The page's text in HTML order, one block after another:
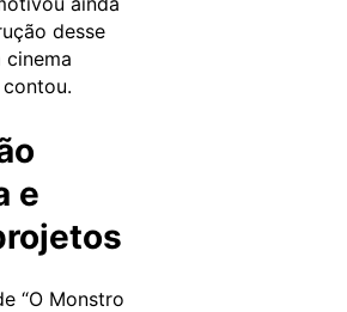
desse
contou.
e
“O Monstro